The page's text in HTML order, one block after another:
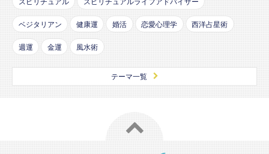
ベジタリアン 健康運 婚活 恋愛心理学 西洋占星術
週運 金運 風水術
テーマ一覧